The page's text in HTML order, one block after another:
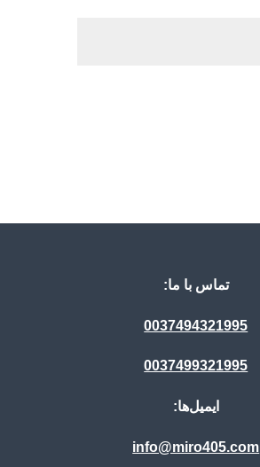
تماس با ما:
0037494321995
0037499321995
ایمیل‌ها:
info@miro405.com